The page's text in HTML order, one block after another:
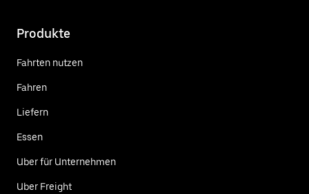
Produkte
Fahrten nutzen
Fahren
Liefern
Essen
Uber für Unternehmen
Uber Freight